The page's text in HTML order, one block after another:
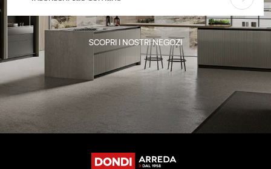
SCOPRI I NOSTRI NEGOZI